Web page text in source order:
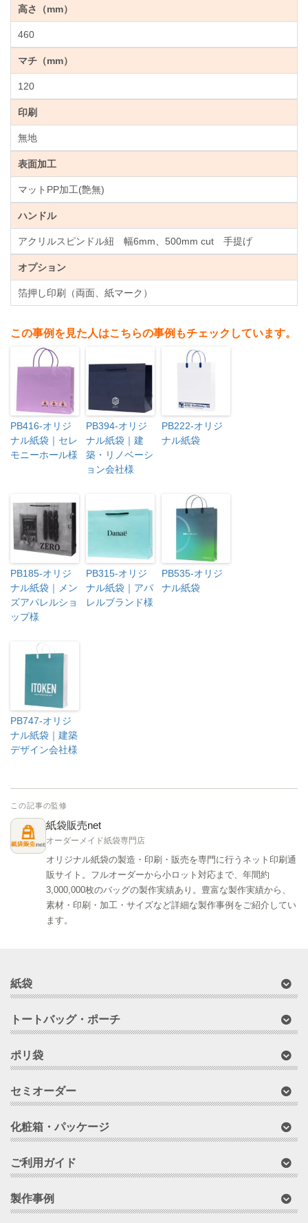
高さ（mm）
460
マチ（mm）
120
印刷
無地
表面加工
マットPP加工(艶無)
ハンドル
アクリルスピンドル紐 幅6mm、500mm cut 手提げ
オプション
箔押し印刷（両面、紙マーク）
この事例を見た人はこちらの事例もチェックしています。
PB416-オリジ
ナル紙袋｜セレ
モニーホール様
PB394-オリジ
ナル紙袋｜建
築・リノベーシ
ョン会社様
PB222-オリジ
ナル紙袋
PB185-オリジ
ナル紙袋｜メン
ズアパレルショ
ップ様
PB315-オリジ
ナル紙袋｜アパ
レルブランド様
PB535-オリジ
ナル紙袋
PB747-オリジ
ナル紙袋｜建築
デザイン会社様
この記事の監修
紙袋販売net
オーダーメイド紙袋専門店
オリジナル紙袋の製造・印刷・販売を専門に行うネット印刷通
販サイト。フルオーダーから小ロット対応まで、年間約
3,000,000枚のバッグの製作実績あり。豊富な製作実績から、
素材・印刷・加工・サイズなど詳細な製作事例をご紹介してい
ます。
紙袋
トートバッグ・ポーチ
ポリ袋
セミオーダー
化粧箱・パッケージ
ご利用ガイド
製作事例